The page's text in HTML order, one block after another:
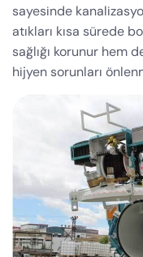
sayesinde
atıkları kısa sürede
sağlığı korunur hem
hijyen sorunları